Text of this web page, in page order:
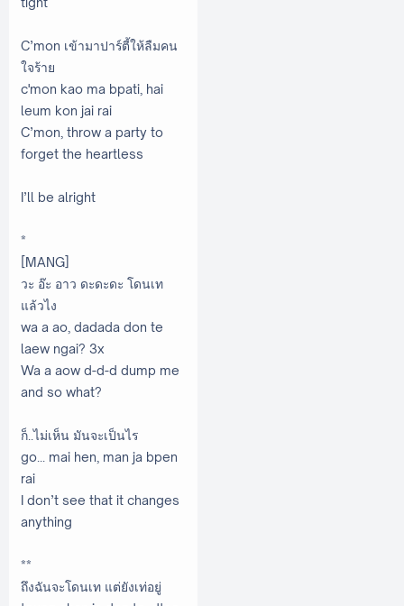
C’mon เข้ามาปาร์ตี้ให้ลืมคน
ใจร้าย
c'mon kao ma bpati, hai
leum kon jai rai
C’mon, throw a party to
forget the heartless
I’ll be alright
*
[MANG]
วะ อ๊ะ อาว ดะดะดะ โดนเท
แล้วไง
wa a ao, dadada don te
laew ngai? 3x
Wa a aow d-d-d dump me
and so what?
ก็..ไม่เห็น มันจะเป็นไร
go... mai hen, man ja bpen
rai
I don’t see that it changes
anything
**
ถึงฉันจะโดนเท แต่ยังเท่อยู่